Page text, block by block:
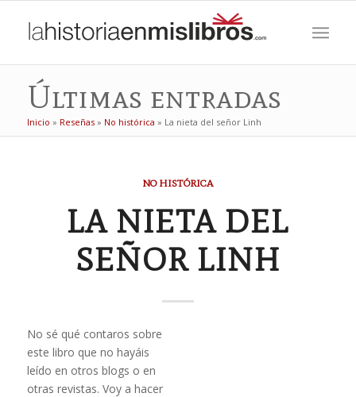
Últimas entradas
Inicio » Reseñas» No histórica » La nieta del señor Linh
NO HISTÓRICA
LA NIETA DEL
SEÑOR LINH
No sé qué contaros sobre
este libro que no hayáis
leído en otros blogs o en
otras revistas. Voy a hacer